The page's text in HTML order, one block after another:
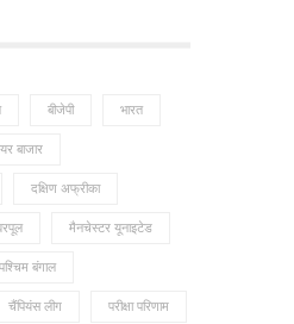
बीजेपी भारत
बाजार
दक्षिण अफ्रीका
मैनचेस्टर यूनाइटेड
पश्चिम बंगाल
चैंपियंस लीग परीक्षा परिणाम